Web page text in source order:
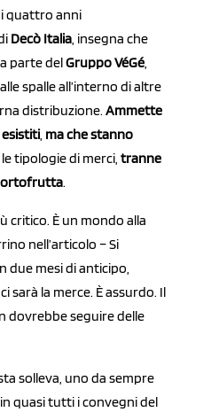
quattro anni
Decò Italia , insegna che
parte delGruppo VéGé
spalle all’interno di altre
distribuzione. Ammette
ma che stanno
tipologie di merci, tranne
.
critico. È un mondo alla
nell’articolo – Si
due mesi di anticipo,
sarà la merce. È assurdo. Il
dovrebbe seguire delle
solleva, uno da sempre
quasi tutti i convegni del